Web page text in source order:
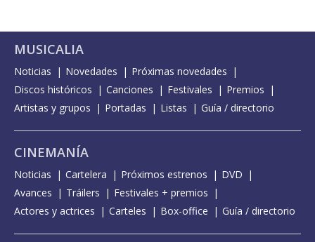
MUSICALIA
Noticias Novedades
Próximas novedades
Discos históricos
Canciones Festivales
Premios
Artistas y grupos
Portadas Listas Guía / directorio
CINEMANÍA
Noticias Cartelera Próximos estrenos
DVD
Avances
Tráilers
Festivales + premios
Actores y actrices
Carteles Box-office Guía / directorio